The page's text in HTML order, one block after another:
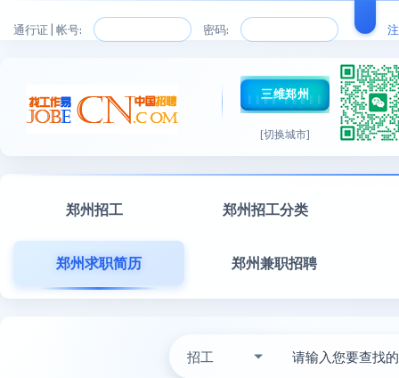
通行证 | 帐号: 密码:
三维郑州
[切换城市]
郑州招工 郑州招工分类
郑州求职简历 郑州兼职招聘
招工